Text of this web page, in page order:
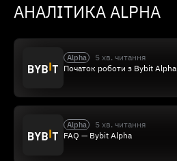
АНАЛІТИКА ALPHA
Alpha
5 хв. читання
Початок роботи з Bybit Alpha
Alpha
5 хв. читання
FAQ — Bybit Alpha